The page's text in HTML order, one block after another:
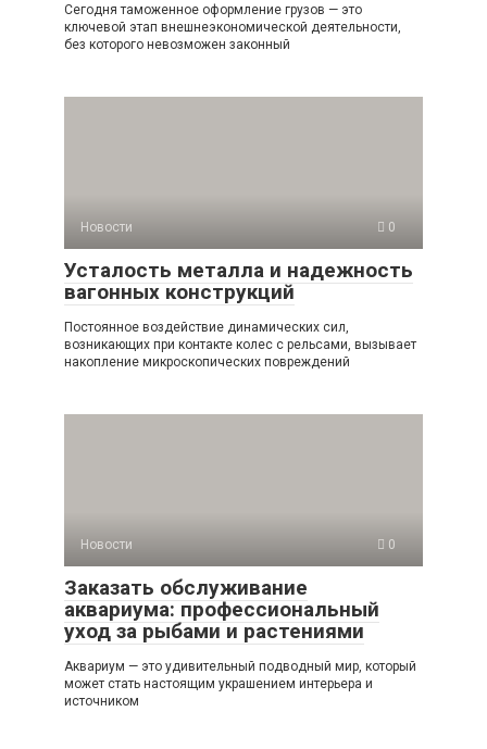
Сегодня таможенное оформление грузов — это
ключевой этап внешнеэкономической деятельности,
без которого невозможен законный
Новости 0
Усталость металла и надежность
вагонных конструкций
Постоянное воздействие динамических сил,
возникающих при контакте колес с рельсами, вызывает
накопление микроскопических повреждений
Новости 0
Заказать обслуживание
аквариума: профессиональный
уход за рыбами и растениями
Аквариум — это удивительный подводный мир, который
может стать настоящим украшением интерьера и
источником